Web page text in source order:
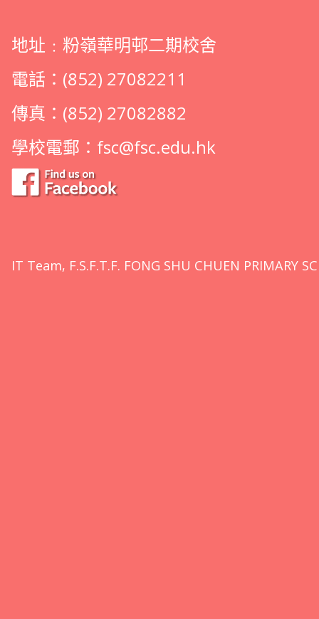
地址﹕粉嶺華明邨二期校舍
電話：(852) 27082211
傳真：(852) 27082882
學校電郵： fsc@fsc.edu.hk
IT Team, F.S.F.T.F. FONG SHU CHUEN PRIMARY